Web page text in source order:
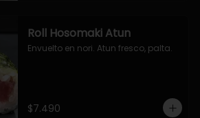
Roll Hosomaki Atun
Envuelto en nori. Atun fresco, palta.
$7.490